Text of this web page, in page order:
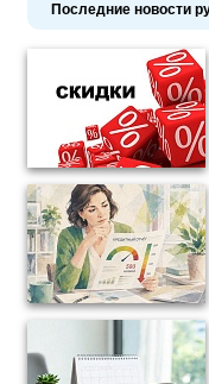
Последние новости